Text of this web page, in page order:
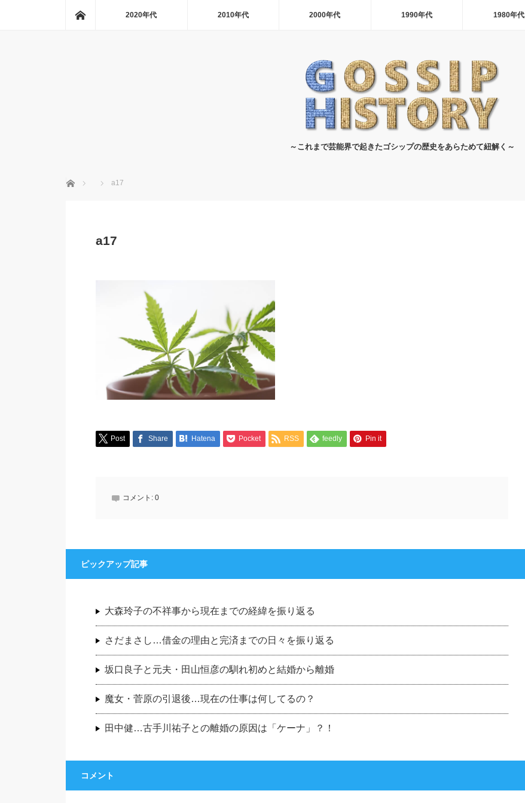
2020年代 2010年代 2000年代 1990年代 1980年代
～これまで芸能界で起きたゴシップの歴史をあらためて紐解く～
ホーム a17
a17
Post Share Hatena Pocket RSS feedly Pin it
コメント: 0
ピックアップ記事
大森玲子の不祥事から現在までの経緯を振り返る
さだまさし…借金の理由と完済までの日々を振り返る
坂口良子と元夫・田山恒彦の馴れ初めと結婚から離婚
魔女・菅原の引退後…現在の仕事は何してるの？
田中健…古手川祐子との離婚の原因は「ケーナ」？！
コメント